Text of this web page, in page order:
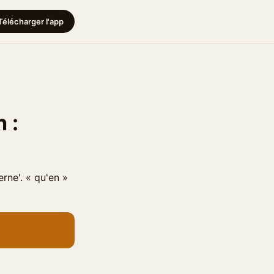
l'app
:
« qu'en »